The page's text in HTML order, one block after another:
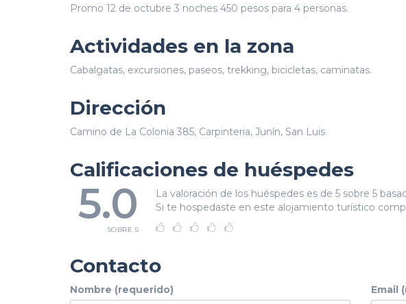
Promo 12 de octubre 3 noches 450 pesos para 4 personas.
Actividades en la zona
Cabalgatas, excursiones, paseos, trekking, bicicletas, caminatas.
Dirección
Camino de La Colonia 385, Carpinteria, Junín, San Luis
Calificaciones de huéspedes
5.0
SOBRE 5
La valoración de los huéspedes es de 5 sobre 5
Si te hospedaste en este alojamiento turístico
Contacto
Nombre (requerido) Email